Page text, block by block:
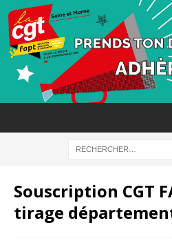
Souscription CGT
tirage